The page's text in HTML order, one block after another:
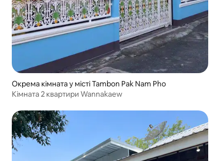
Окрема кімната у місті Tambon Pak Nam Pho
Кімната 2 квартири Wannakaew